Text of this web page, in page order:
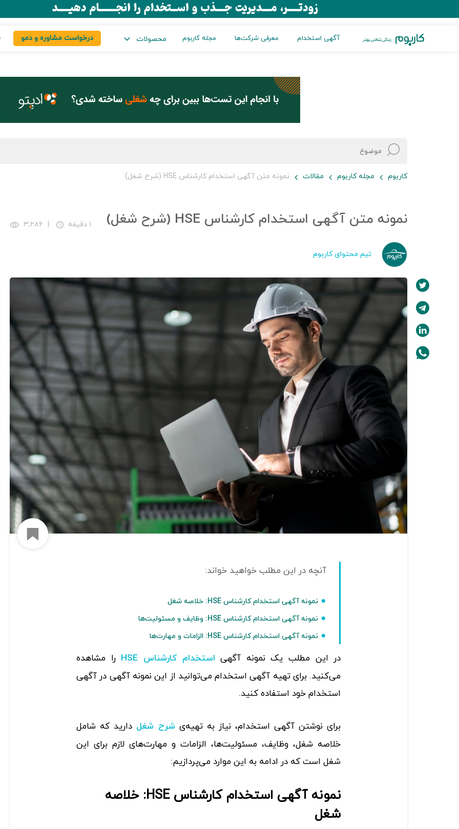
آگهی استخدام معرفی شرکت‌ها مجله کاربوم محصولات درخواست مشاوره و دمو
کاربوم مجله کاربوم مقالات نمونه متن آگهی استخدام کارشناس HSE (شرح شغل)
نمونه متن آگهی استخدام کارشناس HSE (شرح شغل) ۱ دقیقه | ۳,۲۸۶
تیم محتوای کاربوم
نمونه آگهی استخدام کارشناس HSE: خلاصه شغل
نمونه آگهی استخدام کارشناس HSE: وظایف و مسئولیت‌ها
نمونه آگهی استخدام کارشناس HSE: الزامات و مهارت‌ها
در این مطلب یک نمونه آگهی استخدام کارشناس HSE
را مشاهده
می‌کنید. برای تهیه آگهی استخدام می‌توانید از این نمونه آگهی در آگهی
استخدام خود استفاده کنید.
برای نوشتن آگهی استخدام، نیاز به تهیه‌ی شرح شغل دارید که شامل
خلاصه شغل، وظایف، مسئولیت‌ها، الزامات و مهارت‌های لازم برای این
شغل است که در ادامه به این موارد می‌پردازیم:
نمونه آگهی استخدام کارشناس HSE: خلاصه
شغل